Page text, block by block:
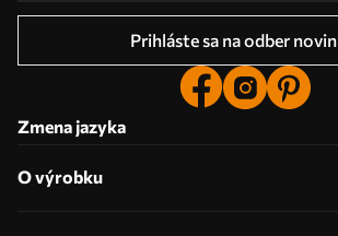
Prihláste sa na odber
Zmena jazyka
O výrobku